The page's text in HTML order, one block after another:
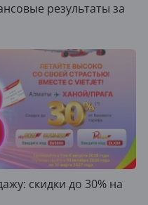
результаты за
скидки до 30% на